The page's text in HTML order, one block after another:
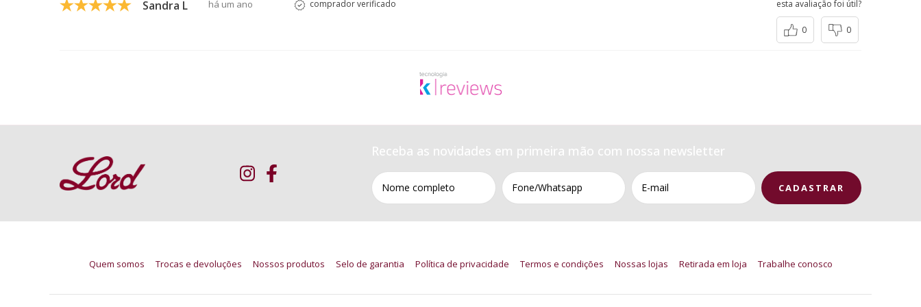
Sandra L há um ano comprador verificado esta avaliação foi útil?
0 0
Receba as novidades em primeira mão com nossa newsletter
Quem somos Trocas e devoluções Nossos produtos Selo de garantia Política de privacidade Termos e condições Nossas lojas Retirada em loja Trabalhe conosco